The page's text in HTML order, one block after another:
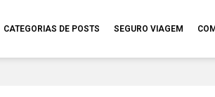
CATEGORIAS DE POSTS SEGURO VIAGEM